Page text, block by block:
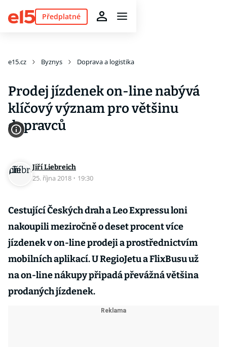
Předplatné
e15.cz Byznys Doprava a logistika
Prodej jízdenek on-line nabývá
klíčový význam pro většinu
dopravců
Jiří Liebreich
25. října 2018 · 19:30
Cestující Českých drah a Leo Expressu loni
nakoupili meziročně o deset procent více
jízdenek v on-line prodeji a prostřednictvím
mobilních aplikací. U RegioJetu a FlixBusu už
na on-line nákupy připadá převážná většina
prodaných jízdenek.